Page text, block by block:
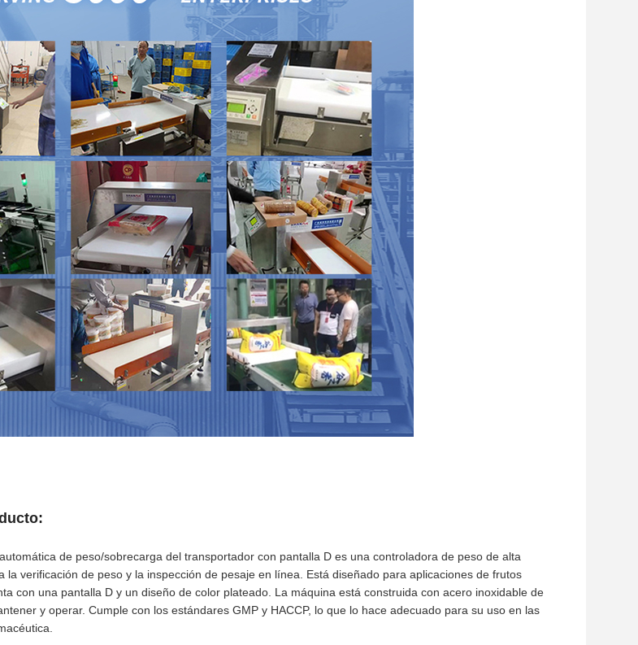
de peso/sobrecarga del transportador con pantalla D es una controladora de peso de alta
la verificación de peso y la inspección de pesaje en línea. Está diseñado para aplicaciones de frutos
con una pantalla D y un diseño de color plateado. La máquina está construida con acero inoxidable de
y operar. Cumple con los estándares GMP y HACCP, lo que lo hace adecuado para su uso en las